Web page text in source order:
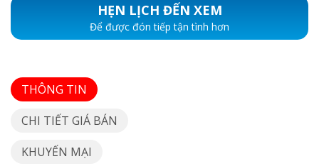
HẸN LỊCH ĐẾN XEM
Để được đón tiếp tận tình hơn
THÔNG TIN
CHI TIẾT GIÁ BÁN
KHUYẾN MẠI